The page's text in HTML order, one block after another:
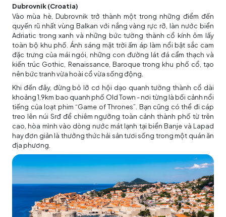
Dubrovnik (Croatia)
Vào mùa hè, Dubrovnik trở thành một trong những điểm đến
quyến rũ nhất vùng Balkan với nắng vàng rực rỡ, làn nước biển
Adriatic trong xanh và những bức tường thành cổ kính ôm lấy
toàn bộ khu phố. Ánh sáng mặt trời ấm áp làm nổi bật sắc cam
đặc trưng của mái ngói, những con đường lát đá cẩm thạch và
kiến trúc Gothic, Renaissance, Baroque trong khu phố cổ, tạo
nên bức tranh vừa hoài cổ vừa sống động.
Khi đến đây, đừng bỏ lỡ cơ hội dạo quanh tường thành cổ dài
khoảng 1,9km bao quanh phố Old Town - nơi từng là bối cảnh nổi
tiếng của loạt phim “Game of Thrones”. Bạn cũng có thể đi cáp
treo lên núi Srđ để chiêm ngưỡng toàn cảnh thành phố từ trên
cao, hòa mình vào dòng nước mát lạnh tại biển Banje và Lapad
hay đơn giản là thưởng thức hải sản tươi sống trong một quán ăn
địa phương.